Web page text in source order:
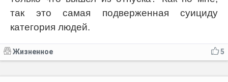
так это самая подверженная суициду
категория людей.
5
Жизненное